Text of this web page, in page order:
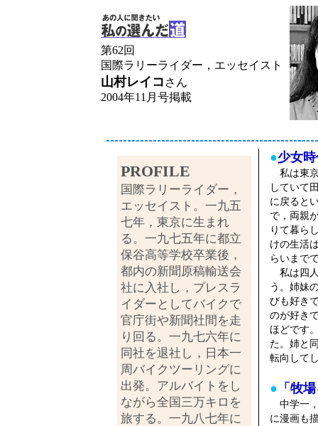
第62回
国際ラリーライダー，エッセイスト
山村レイコ さん
2004年11月号掲載
PROFILE
国際ラリーライダー，
エッセイスト。一九五
七年，東京に生まれ
る。一九七五年に都立
保谷高等学校卒業後，
都内の新聞原稿輸送会
社に入社し，プレスラ
イダーとしてバイクで
官庁街や新聞社間を走
り回る。一九七六年に
同社を退社し，日本一
周バイクツーリングに
出発。アルバイトをし
ながら全国三万キロを
旅する。一九八七年に
●少女
私は東
していて
に戻ると
で，両親
りて暮ら
けの生活
らいまで
私は四
う。姉妹
びも好き
のが好き
ほどです
た。姉と
転向して
● 「牧
中学一
に漫画も